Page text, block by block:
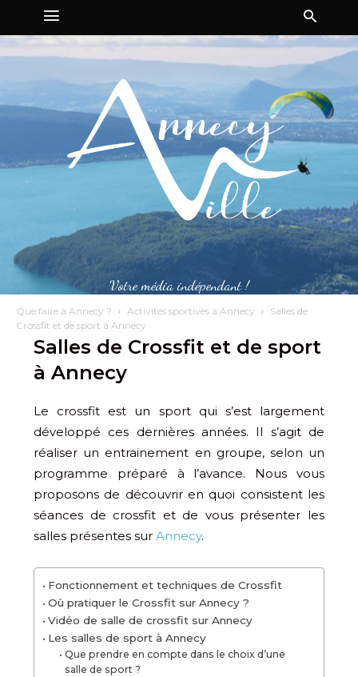
Votre média indépendant !
Que faire à Annecy ? Activités sportives à Annecy
Salles de
Crossfit et de sport à Annecy
Salles de Crossfit et de sport
à Annecy
Le crossfit est un sport qui s’est largement
développé ces dernières années. Il s’agit de
réaliser un entrainement en groupe, selon un
programme préparé à l’avance. Nous vous
proposons de découvrir en quoi consistent les
séances de crossfit et de vous présenter les
salles présentes sur Annecy.
Fonctionnement et techniques de Crossfit
Où pratiquer le Crossfit sur Annecy ?
Vidéo de salle de crossfit sur Annecy
Les salles de sport à Annecy
Que prendre en compte dans le choix d’une
salle de sport ?